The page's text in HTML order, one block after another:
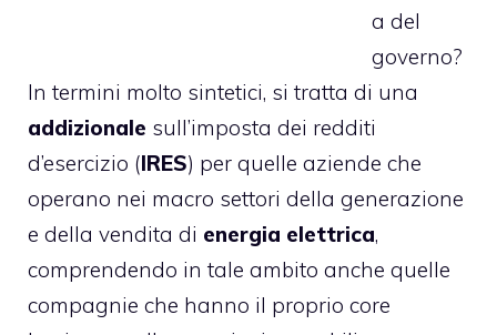
a del
governo?
In termini molto sintetici, si tratta di una
addizionale sull’imposta dei redditi
d’esercizio (IRES) per quelle aziende che
operano nei macro settori della generazione
e della vendita di energia elettrica,
comprendendo in tale ambito anche quelle
compagnie che hanno il proprio core